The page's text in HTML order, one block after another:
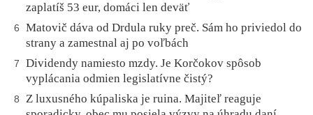
zaplatíš 53 eur, domáci len deväť
6
Matovič dáva od Drdula ruky preč. Sám ho priviedol do
strany a zamestnal aj po voľbách
7
Dividendy namiesto mzdy. Je Korčokov spôsob
vyplácania odmien legislatívne čistý?
8
Z luxusného kúpaliska je ruina. Majiteľ reaguje